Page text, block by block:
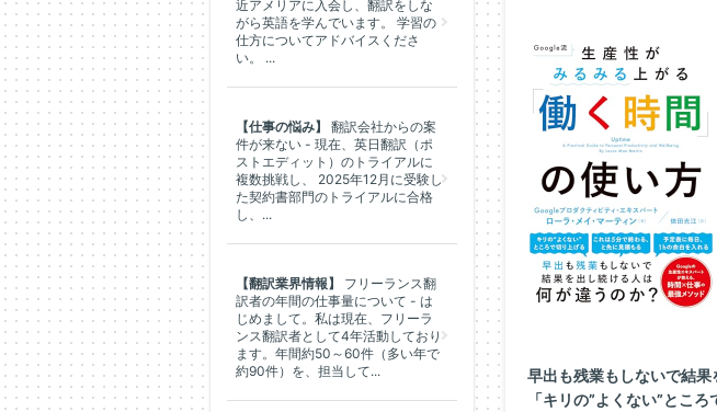
早出も残業もしないで結
「キリの”よくない”とこ
近アメリアに入会し、翻訳をしな
がら英語を学んでいます。 学習の
仕方についてアドバイスくださ
い。 ...
【仕事の悩み】
翻訳会社からの案
件が来ない - 現在、英日翻訳（ポ
ストエディット）のトライアルに
複数挑戦し、 2025年12月に受験し
た契約書部門のトライアルに合格
し、...
【翻訳業界情報】
フリーランス翻
訳者の年間の仕事量について - は
じめまして。私は現在、フリーラ
ンス翻訳者として4年活動しており
ます。年間約50～60件（多い年で
約90件）を、担当して...